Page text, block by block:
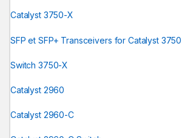
Catalyst 3750-X
SFP et SFP+ Transceivers for Catalyst
Switch 3750-X
Catalyst 2960
Catalyst 2960-C